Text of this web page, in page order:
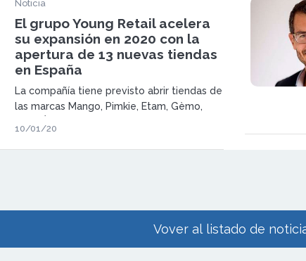
Noticia
El grupo Young Retail acelera
su expansión en 2020 con la
apertura de 13 nuevas tiendas
en España
La compañía tiene previsto abrir tiendas de
las marcas Mango, Pimkie, Etam, Gèmo,
10/01/20
Vover al listado de